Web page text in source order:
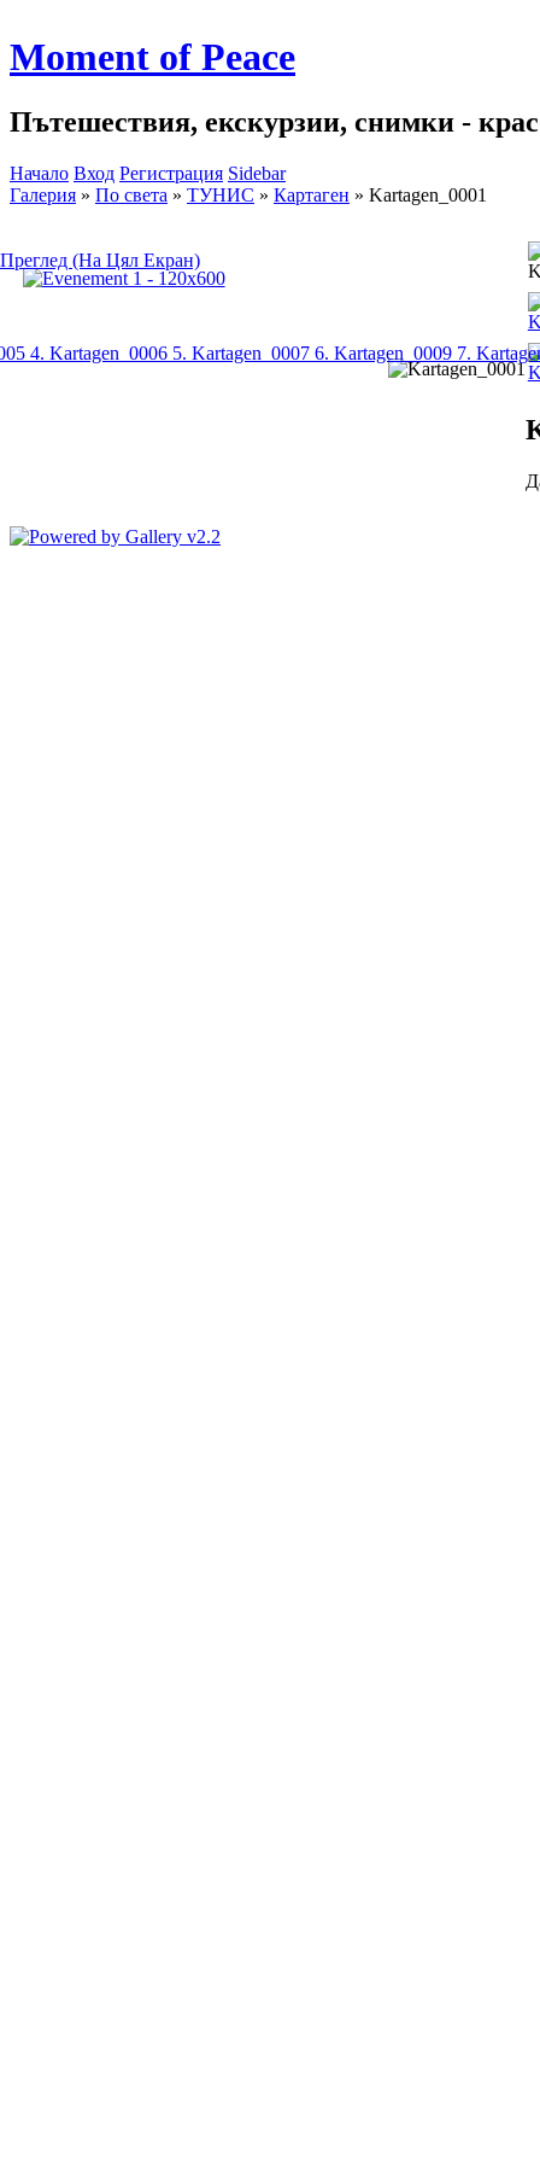
Moment of Peace
Пътешествия, екскурзии, снимки -
Начало Вход Регистрация Sidebar
Галерия » По света » ТУНИС » Картаген » Kartagen_0001
Преглед (На Цял Екран)
4. Kartagen_0006 5. Kartagen_0007 6. Kartagen_0009 7.